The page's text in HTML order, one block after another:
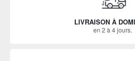
LIVRAISON À
en 2 à 4 jours.